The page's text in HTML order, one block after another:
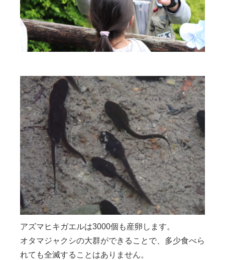
アズマヒキガエルは3000個も産卵します。
オタマジャクシの大群ができることで、多少食べら
れても全滅することはありません。